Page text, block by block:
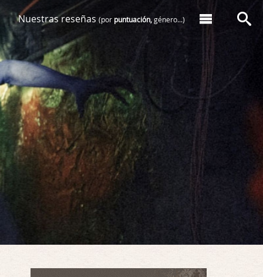
Nuestras reseñas (por puntuación,género...)